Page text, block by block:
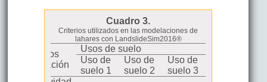
Cuadro 3.
Criterios utilizados en las modelaciones de
lahares con LandslideSim2016®
Parámetros
de simulación
Usos de suelo
Uso de
suelo 1
Uso de
suelo 2
Uso de
suelo 3